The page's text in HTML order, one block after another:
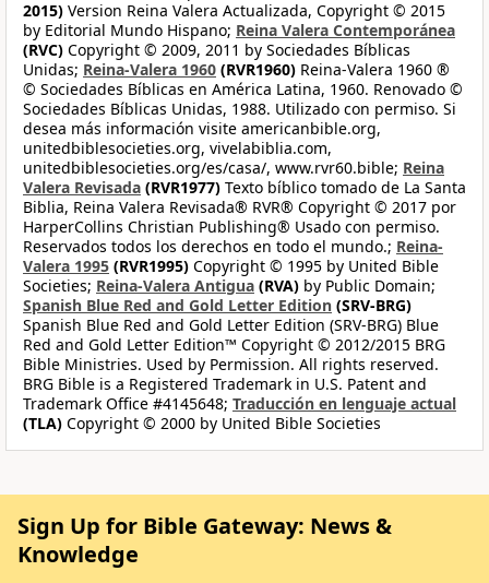
2015) Version Reina Valera Actualizada, Copyright © 2015
by Editorial Mundo Hispano; Reina Valera Contemporánea
(RVC) Copyright © 2009, 2011 by Sociedades Bíblicas
Unidas; Reina-Valera 1960 (RVR1960) Reina-Valera 1960 ®
© Sociedades Bíblicas en América Latina, 1960. Renovado ©
Sociedades Bíblicas Unidas, 1988. Utilizado con permiso. Si
desea más información visite americanbible.org,
unitedbiblesocieties.org, vivelabiblia.com,
unitedbiblesocieties.org/es/casa/, www.rvr60.bible; Reina
Valera Revisada (RVR1977) Texto bíblico tomado de La Santa
Biblia, Reina Valera Revisada® RVR® Copyright © 2017 por
HarperCollins Christian Publishing® Usado con permiso.
Reservados todos los derechos en todo el mundo.; Reina-
Valera 1995 (RVR1995) Copyright © 1995 by United Bible
Societies; Reina-Valera Antigua (RVA) by Public Domain;
Spanish Blue Red and Gold Letter Edition (SRV-BRG)
Spanish Blue Red and Gold Letter Edition (SRV-BRG) Blue
Red and Gold Letter Edition™ Copyright © 2012/2015 BRG
Bible Ministries. Used by Permission. All rights reserved.
BRG Bible is a Registered Trademark in U.S. Patent and
Trademark Office #4145648; Traducción en lenguaje actual
(TLA) Copyright © 2000 by United Bible Societies
Sign Up for Bible Gateway: News &
Knowledge